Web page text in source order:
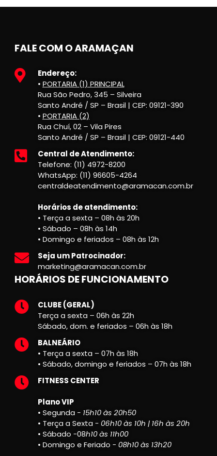
FALE COM O ARAMAÇAN
Endereço:
• PORTARIA (1) PRINCIPAL
Rua São Pedro, 345 – Silveira
Santo André / SP – Brasil | CEP: 09121-390
• PORTARIA (2)
Rua Chuí, 02 – Vila Pires
Santo André / SP – Brasil | CEP: 09121-440
Central de Atendimento:
Telefone: (11) 4972-8200
WhatsApp: (11) 96605-4264
centraldeatendimento@aramacan.com.br
Horários de atendimento:
• Terça a sexta – 08h às 20h
• Sábado – 08h às 14h
• Domingo e feriados – 08h às 12h
Seja um Patrocinador:
marketing@aramacan.com.br
HORÁRIOS DE FUNCIONAMENTO
CLUBE (GERAL)
Terça a sexta – 06h às 22h
Sábado, dom. e feriados – 06h às 18h
BALNEÁRIO
• Terça a sexta – 07h às 18h
• Sábado, domingo e feriados – 07h às 18h
FITNESS CENTER
Plano VIP
• Segunda - 15h10 às 20h50
• Terça a Sexta - 06h10 às 10h | 16h às 20h
• Sábado -08h10 às 11h00
• Domingo e Feriado - 08h10 às 13h20